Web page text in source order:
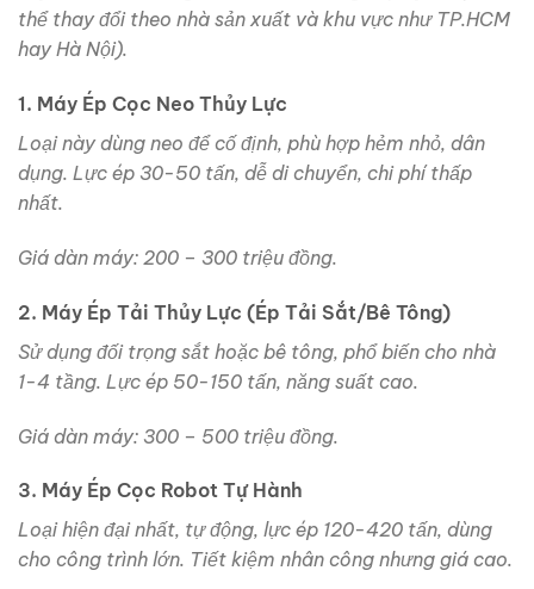
thể thay đổi theo nhà sản xuất và khu vực như TP.HCM
hay Hà Nội).
1. Máy Ép Cọc Neo Thủy Lực
Loại này dùng neo để cố định, phù hợp hẻm nhỏ, dân
dụng. Lực ép 30-50 tấn, dễ di chuyển, chi phí thấp
nhất.
Giá dàn máy: 200 – 300 triệu đồng.
2. Máy Ép Tải Thủy Lực (Ép Tải Sắt/Bê Tông)
Sử dụng đối trọng sắt hoặc bê tông, phổ biến cho nhà
1-4 tầng. Lực ép 50-150 tấn, năng suất cao.
Giá dàn máy: 300 – 500 triệu đồng.
3. Máy Ép Cọc Robot Tự Hành
Loại hiện đại nhất, tự động, lực ép 120-420 tấn, dùng
cho công trình lớn. Tiết kiệm nhân công nhưng giá cao.